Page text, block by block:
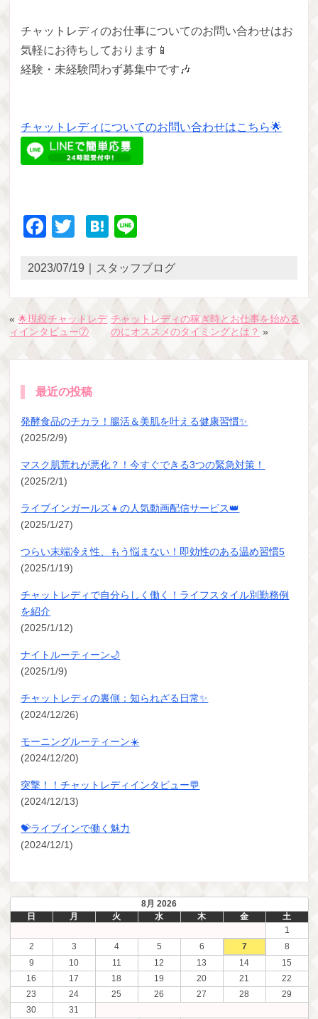
チャットレディのお仕事についてのお問い合わせはお
気軽にお待ちしております📱
経験・未経験問わず募集中です🎶
チャットレディについてのお問い合わせはこちら🌟
Facebook
TwitterHatena
2023/07/19｜スタッフブログ
«🌟現役チャットレデ
ィインタビュー⑦
チャットレディの稼ぎ時とお仕事を始める
のにオススメのタイミングとは？ »
最近の投稿
発酵食品のチカラ！腸活＆美肌を叶える健康習慣✨
(2025/2/9)
マスク肌荒れが悪化？！今すぐできる3つの緊急対策！
(2025/2/1)
ライブインガールズ👧の人気動画配信サービス👑
(2025/1/27)
つらい末端冷え性、もう悩まない！即効性のある温め習慣5
(2025/1/19)
チャットレディで自分らしく働く！ライフスタイル別勤務例
を紹介
(2025/1/12)
ナイトルーティーン🌙
(2025/1/9)
チャットレディの裏側：知られざる日常✨
(2024/12/26)
モーニングルーティーン☀️
(2024/12/20)
突撃！！チャットレディインタビュー💬
(2024/12/13)
💝ライブインで働く魅力
(2024/12/1)
8月 2026
日
月 火 水 木 金 土
1
2
3 4 5 6 7
8
9
10 11 12 13 14
15
16
17 18 19 20 21
22
23
24 25 26 27 28
29
30
31